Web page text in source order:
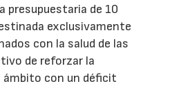
presupuestaria de 10
exclusivamente
con la salud de las
de reforzar la
con un déficit